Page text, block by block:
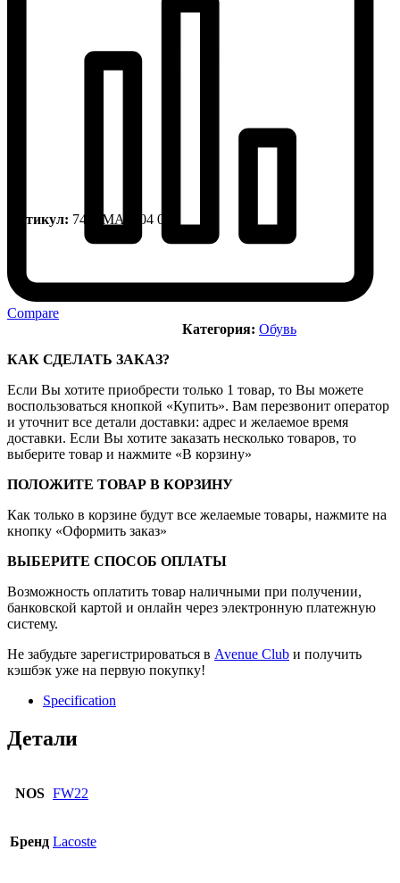
Compare
Артикул: 744SMA0104 042
Категория: Обувь
КАК СДЕЛАТЬ ЗАКАЗ?
Если Вы хотите приобрести только 1 товар, то Вы можете
воспользоваться кнопкой «Купить». Вам перезвонит оператор
и уточнит все детали доставки: адрес и желаемое время
доставки. Если Вы хотите заказать несколько товаров, то
выберите товар и нажмите «В корзину»
ПОЛОЖИТЕ ТОВАР В КОРЗИНУ
Как только в корзине будут все желаемые товары, нажмите на
кнопку «Оформить заказ»
ВЫБЕРИТЕ СПОСОБ ОПЛАТЫ
Возможность оплатить товар наличными при получении,
банковской картой и онлайн через электронную платежную
систему.
Не забудьте зарегистрироваться в Avenue Club и получить
кэшбэк уже на первую покупку!
Specification
Детали
NOS FW22
Бренд Lacoste